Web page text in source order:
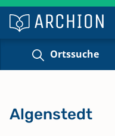
Ortssuche
Algenstedt